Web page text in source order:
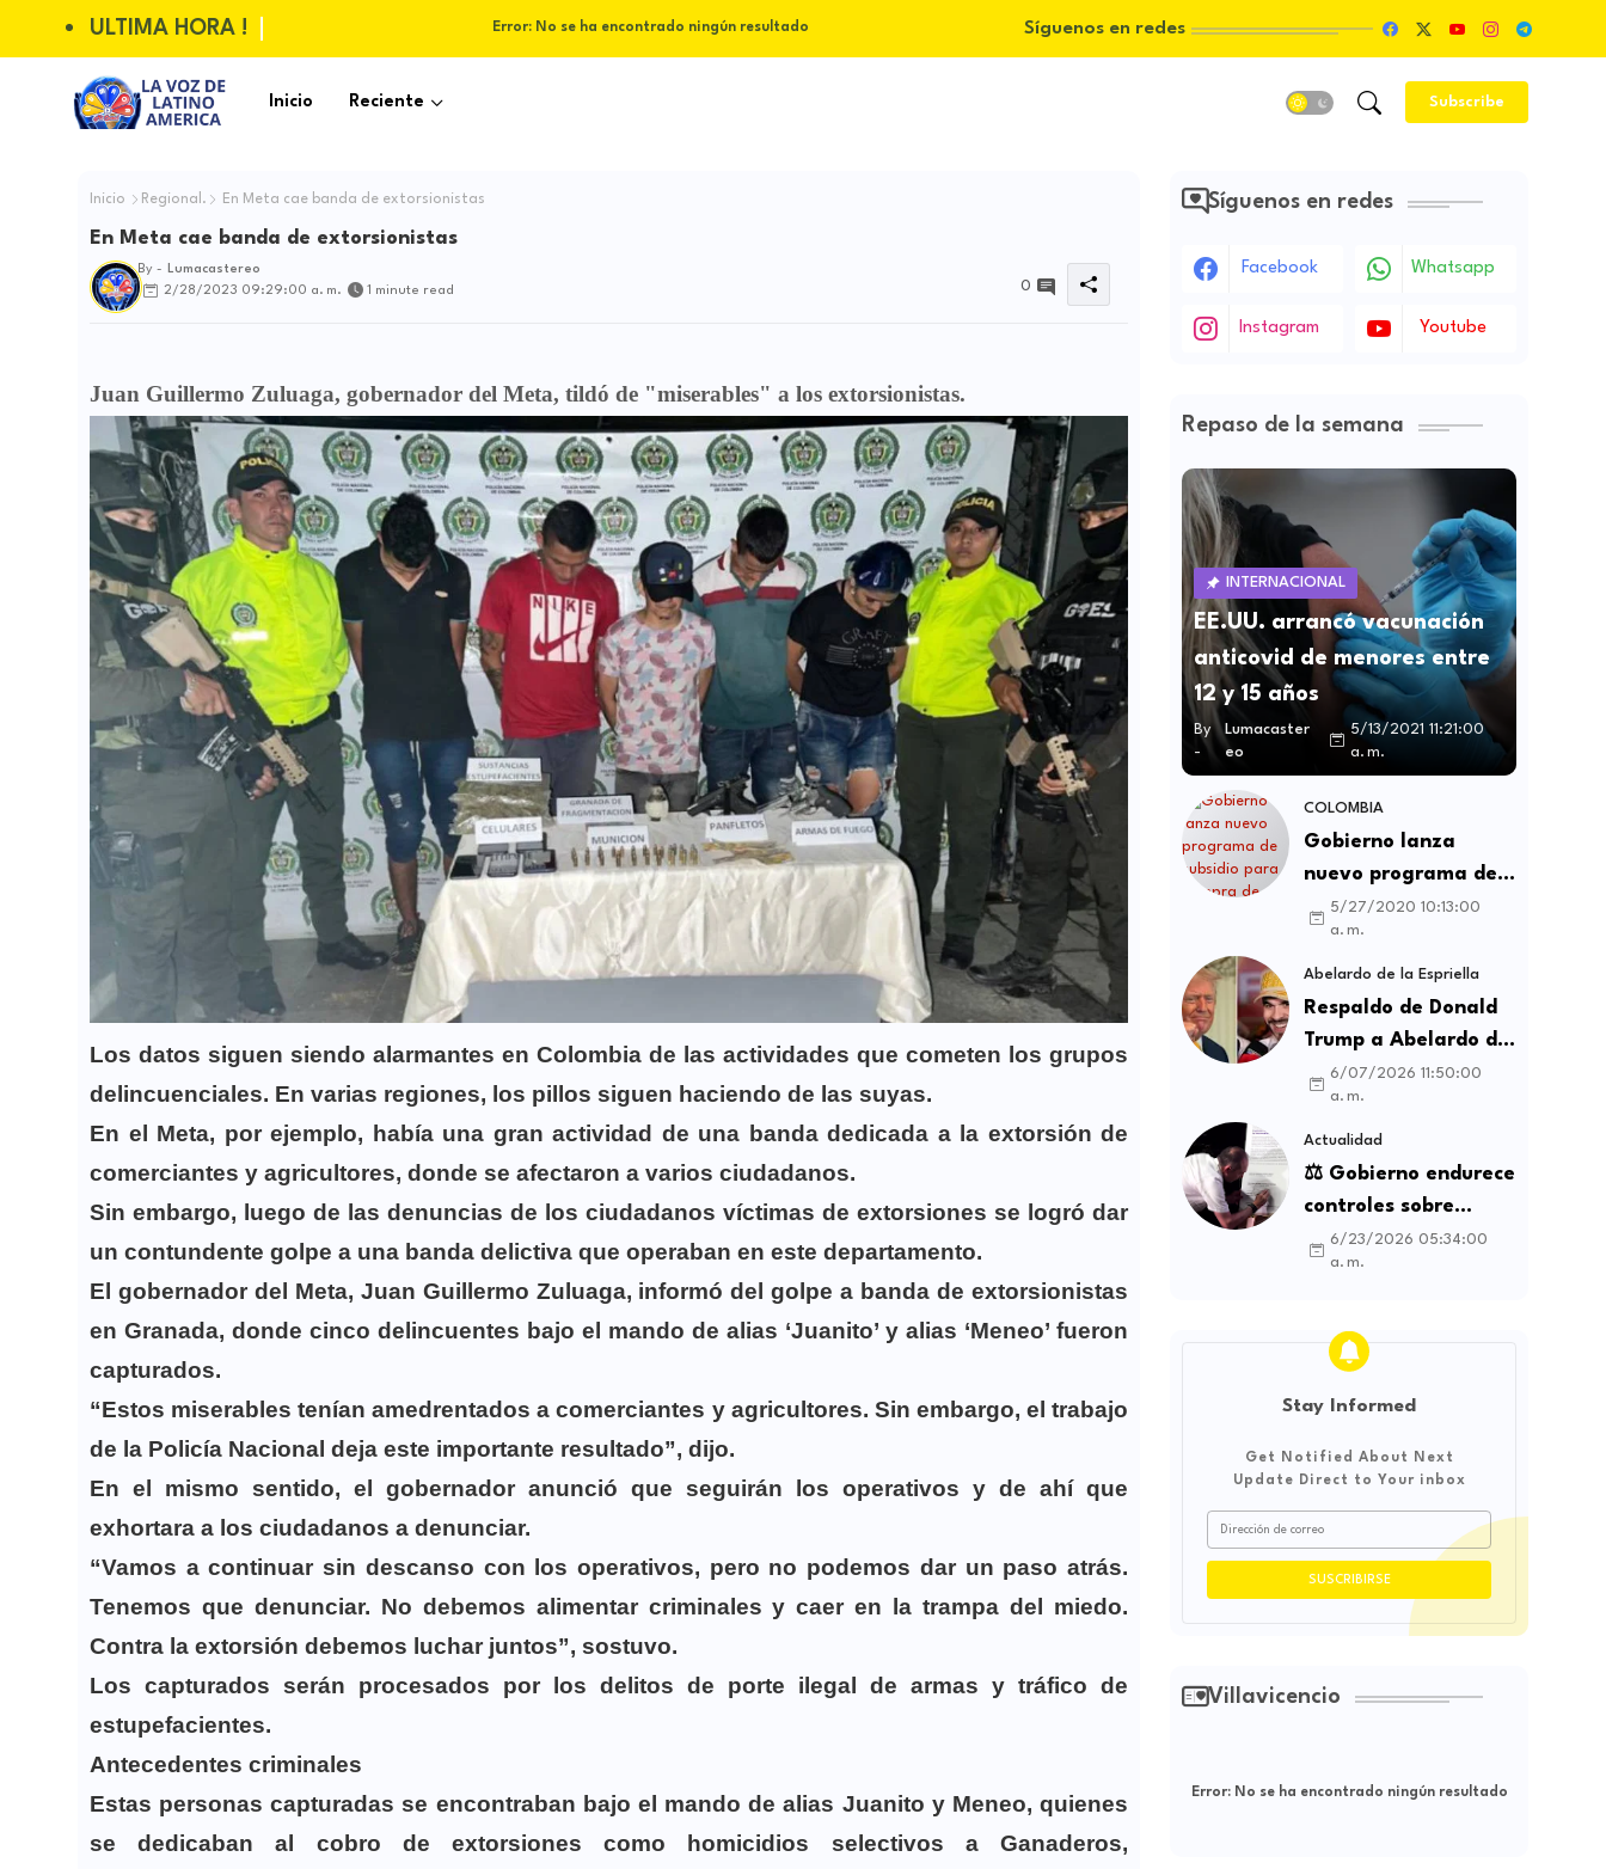
ULTIMA HORA ! Error: No se ha encontrado ningún resultado Síguenos en redes
Inicio Reciente Subscribe
Inicio Regional. En Meta cae banda de extorsionistas
En Meta cae banda de extorsionistas
By -
Lumacastereo
2/28/2023 09:29:00 a. m.
1 minute read 0
Juan Guillermo Zuluaga, gobernador del Meta, tildó de "miserables" a los extorsionistas.
Los datos siguen siendo alarmantes en Colombia de las actividades que cometen los grupos
delincuenciales. En varias regiones, los pillos siguen haciendo de las suyas.
En el Meta, por ejemplo, había una gran actividad de una banda dedicada a la extorsión de
comerciantes y agricultores, donde se afectaron a varios ciudadanos.
Sin embargo, luego de las denuncias de los ciudadanos víctimas de extorsiones se logró dar
un contundente golpe a una banda delictiva que operaban en este departamento.
El gobernador del Meta, Juan Guillermo Zuluaga, informó del golpe a banda de extorsionistas
en Granada, donde cinco delincuentes bajo el mando de alias ‘Juanito’ y alias ‘Meneo’ fueron
capturados.
“Estos miserables tenían amedrentados a comerciantes y agricultores. Sin embargo, el trabajo
de la Policía Nacional deja este importante resultado”, dijo.
En el mismo sentido, el gobernador anunció que seguirán los operativos y de ahí que
exhortara a los ciudadanos a denunciar.
“Vamos a continuar sin descanso con los operativos, pero no podemos dar un paso atrás.
Tenemos que denunciar. No debemos alimentar criminales y caer en la trampa del miedo.
Contra la extorsión debemos luchar juntos”, sostuvo.
Los capturados serán procesados por los delitos de porte ilegal de armas y tráfico de
estupefacientes.
Antecedentes criminales
Estas personas capturadas se encontraban bajo el mando de alias Juanito y Meneo, quienes
se dedicaban al cobro de extorsiones como homicidios selectivos a Ganaderos,
Síguenos en redes
Facebook Whatsapp
Instagram Youtube
Repaso de la semana
INTERNACIONAL
EE.UU. arrancó vacunación
anticovid de menores entre
12 y 15 años
By
-
Lumacaster
eo
5/13/2021 11:21:00
a. m.
COLOMBIA
Gobierno lanza
nuevo programa de
subsidio para compra
de vivienda VIS y no
VIS
5/27/2020 10:13:00
a. m.
Abelardo de la Espriella
Respaldo de Donald
Trump a Abelardo de
la Espriella genera
debate sobre
soberanía e
influencia
internacional
6/07/2026 11:50:00
a. m.
Actualidad
⚖️ Gobierno endurece
controles sobre
contratos sindicales
y busca frenar la
laboral ilegal
6/23/2026 05:34:00
a. m.
Stay Informed
Get Notified About Next
Update Direct to Your inbox
Villavicencio
Error:No se ha encontrado ningún resultado